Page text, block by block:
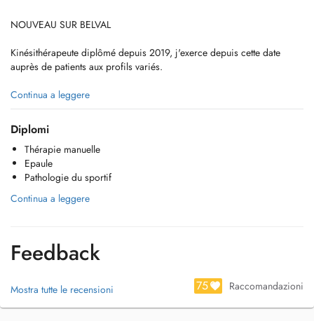
NOUVEAU SUR BELVAL
Kinésithérapeute diplômé depuis 2019, j'exerce depuis cette date
auprès de patients aux profils variés.
Je suis spécialisé en thérapie manuelle, en rééducation du sportif, sur
les épaules et le système nerveux périphérique ( sciatique etc...)
J'utilise également les ventouses et le strapping/ tapping en
complément de soin.
Je prends autant de plaisir à accompagner les sportifs professionnels
que les personnes âgées dans leur rééducation.
Continua a leggere
Diplomi
Thérapie manuelle
Epaule
Pathologie du sportif
Continua a leggere
Feedback
Mostra tutte le recensioni 75 Raccomandazioni